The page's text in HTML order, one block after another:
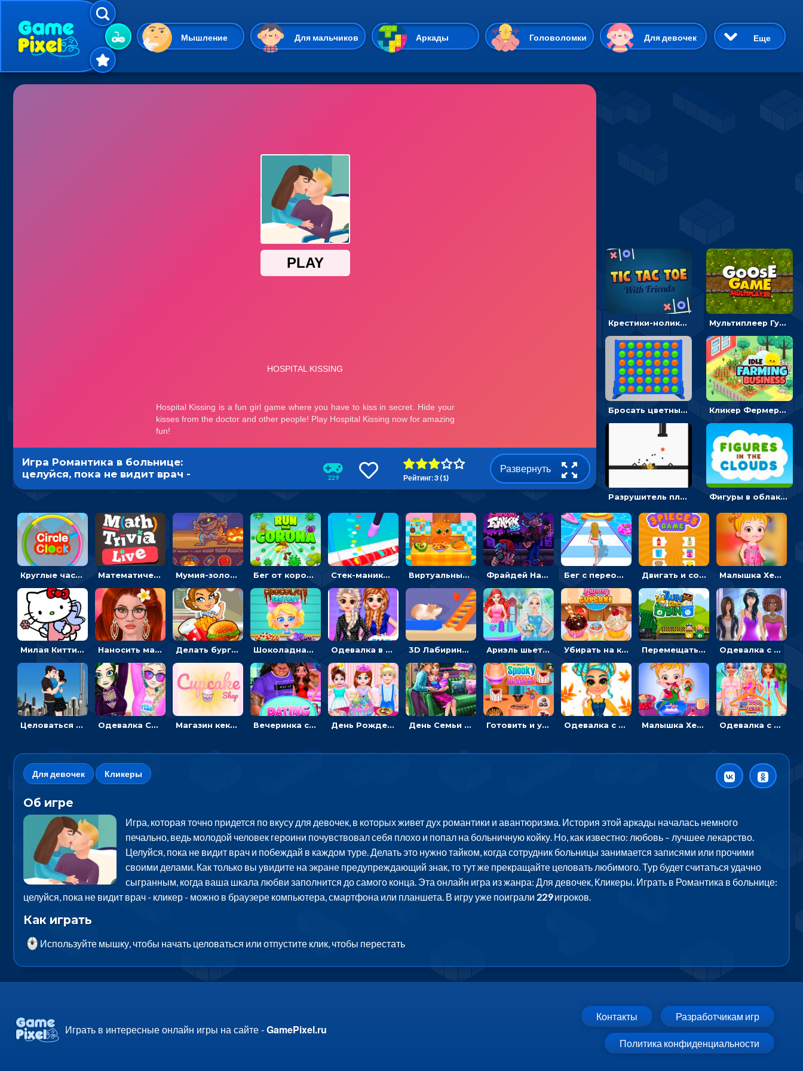
Мышление Для мальчиков Аркады Головоломки Для девочек
Гиперказуальные Казуальные Веселые 3D Приключения
Симуляторы
Пасьянс
Еще
Крестики-нолики мультиплеер: найди соперника и сразись Мультиплеер Гусь: кидай кости и шагай к финишу
Бросать цветные диски и складывать линии - головоломка Кликер Фермерский бизнес: расти овощи, чтобы богатеть
Разрушитель платформ: стреляй шариками и разбивай преграды - кликер Фигуры в облаках: подбери предмет по очертанию – головоломка
Игра Романтика в больнице:
целуйся, пока не видит врач -
кликер
229 Рейтинг: 3 (1)
Развернуть
Круглые часы: ловить цветную стрелку в одинаковом участке циферблата Математическая викторина мультиплеер: решать примеры на время Мумия-золотоискатель: закидывать бинты, чтобы доставать сокровища Бег от коронавируса: держать дистанцию, чтобы не заразиться Стек-маникюр для девочек: красить ногти и избегать пил Виртуальный питомец: ухаживать, кормить, купать рыжего кота Фрайдей Найт Фанкин - Большой брат 4: кликать на стрелки, чтобы играть музыку Бег с переодеванием: ловить одежду и повторять модные образы - для девочек Двигать и соединять пазлы по смыслу - головоломка для детей Малышка Хейзел заболела ветрянкой: вызывать доктора и лечить
Милая Китти для девочек: поиск отличий на картинках Наносить макияж и делать прическу для корейской принцессы Делать бургеры, чтобы открывать новые ингредиенты - для девочек Шоколадная фабрика для девочек: лущить бобы, готовить и украшать сладости Одевалка в точку и полоску: создавать образы для принцесс и фотографировать 3D Лабиринт хомяка: проходить полосу препятствий, чтобы получать вкусняшки Ариэль шьет свадебные платья для принцесс в салоне - одевалка Убирать на кухне, готовить и печь кексы - для девочек Перемещать героя с корзиной или собирать мусор - гиперказуальная Одевалка с разными стилями: переодевать, красить и выигрывать конкурс красоты
Целоваться или отвлекать прохожих от пары - гиперказуальные Одевалка Сражение для девочек-принцесс: софт против гранжа Магазин кексов: повторять сладости с картинки или продавать вкусняшки Вечеринка свиданий: одевалка для влюбленных День Рождения Тейлор: печь торт для девочки или наряжать именинницу День Семьи Ледяной принцессы: убираться в доме и ухаживать за малышами - для девочек Готовить и украшать десерт на Хэллоуин - для девочек Одевалка с яркими осенними нарядами: собирать образ для прогулки Малышка Хейзел ухаживает за попугаем: лечить и развлекать птичку Одевалка с принцессами на пляже
Для девочек Кликеры
Об игре
Игра, которая точно придется по вкусу для девочек, в которых живет дух романтики и авантюризма. История этой аркады началась немного
печально, ведь молодой человек героини почувствовал себя плохо и попал на больничную койку. Но, как известно: любовь – лучшее лекарство.
Целуйся, пока не видит врач и побеждай в каждом туре. Делать это нужно тайком, когда сотрудник больницы занимается записями или прочими
своими делами. Как только вы увидите на экране предупреждающий знак, то тут же прекращайте целовать любимого. Тур будет считаться удачно
сыгранным, когда ваша шкала любви заполнится до самого конца. Эта онлайн игра из жанра: Для девочек, Кликеры. Играть в Романтика в больнице:
целуйся, пока не видит врач - кликер - можно в браузере компьютера, смартфона или планшета. В игру уже поиграли 229игроков.
Как играть
Используйте мышку, чтобы начать целоваться или отпустите клик, чтобы перестать
Играть в интересные онлайн игры на сайте -GamePixel.ru
Контакты Разработчикам игр
Политика конфиденциальности